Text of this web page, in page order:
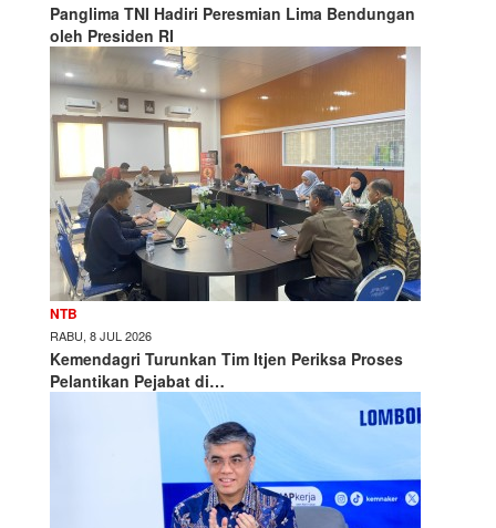
Panglima TNI Hadiri Peresmian Lima Bendungan
oleh Presiden RI
NTB
RABU, 8 JUL 2026
Kemendagri Turunkan Tim Itjen Periksa Proses
Pelantikan Pejabat di…